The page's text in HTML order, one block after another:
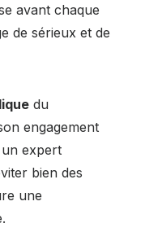
avant chaque
de sérieux et de
du
engagement
expert
bien des
une